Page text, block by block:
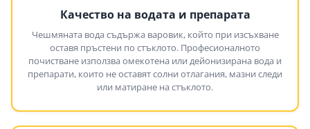
Качество на водата и препарата
Чешмяната вода съдържа варовик, който при изсъхване
оставя пръстени по стъклото. Професионалното
почистване използва омекотена или дейонизирана вода и
препарати, които не оставят солни отлагания, мазни следи
или матиране на стъклото.